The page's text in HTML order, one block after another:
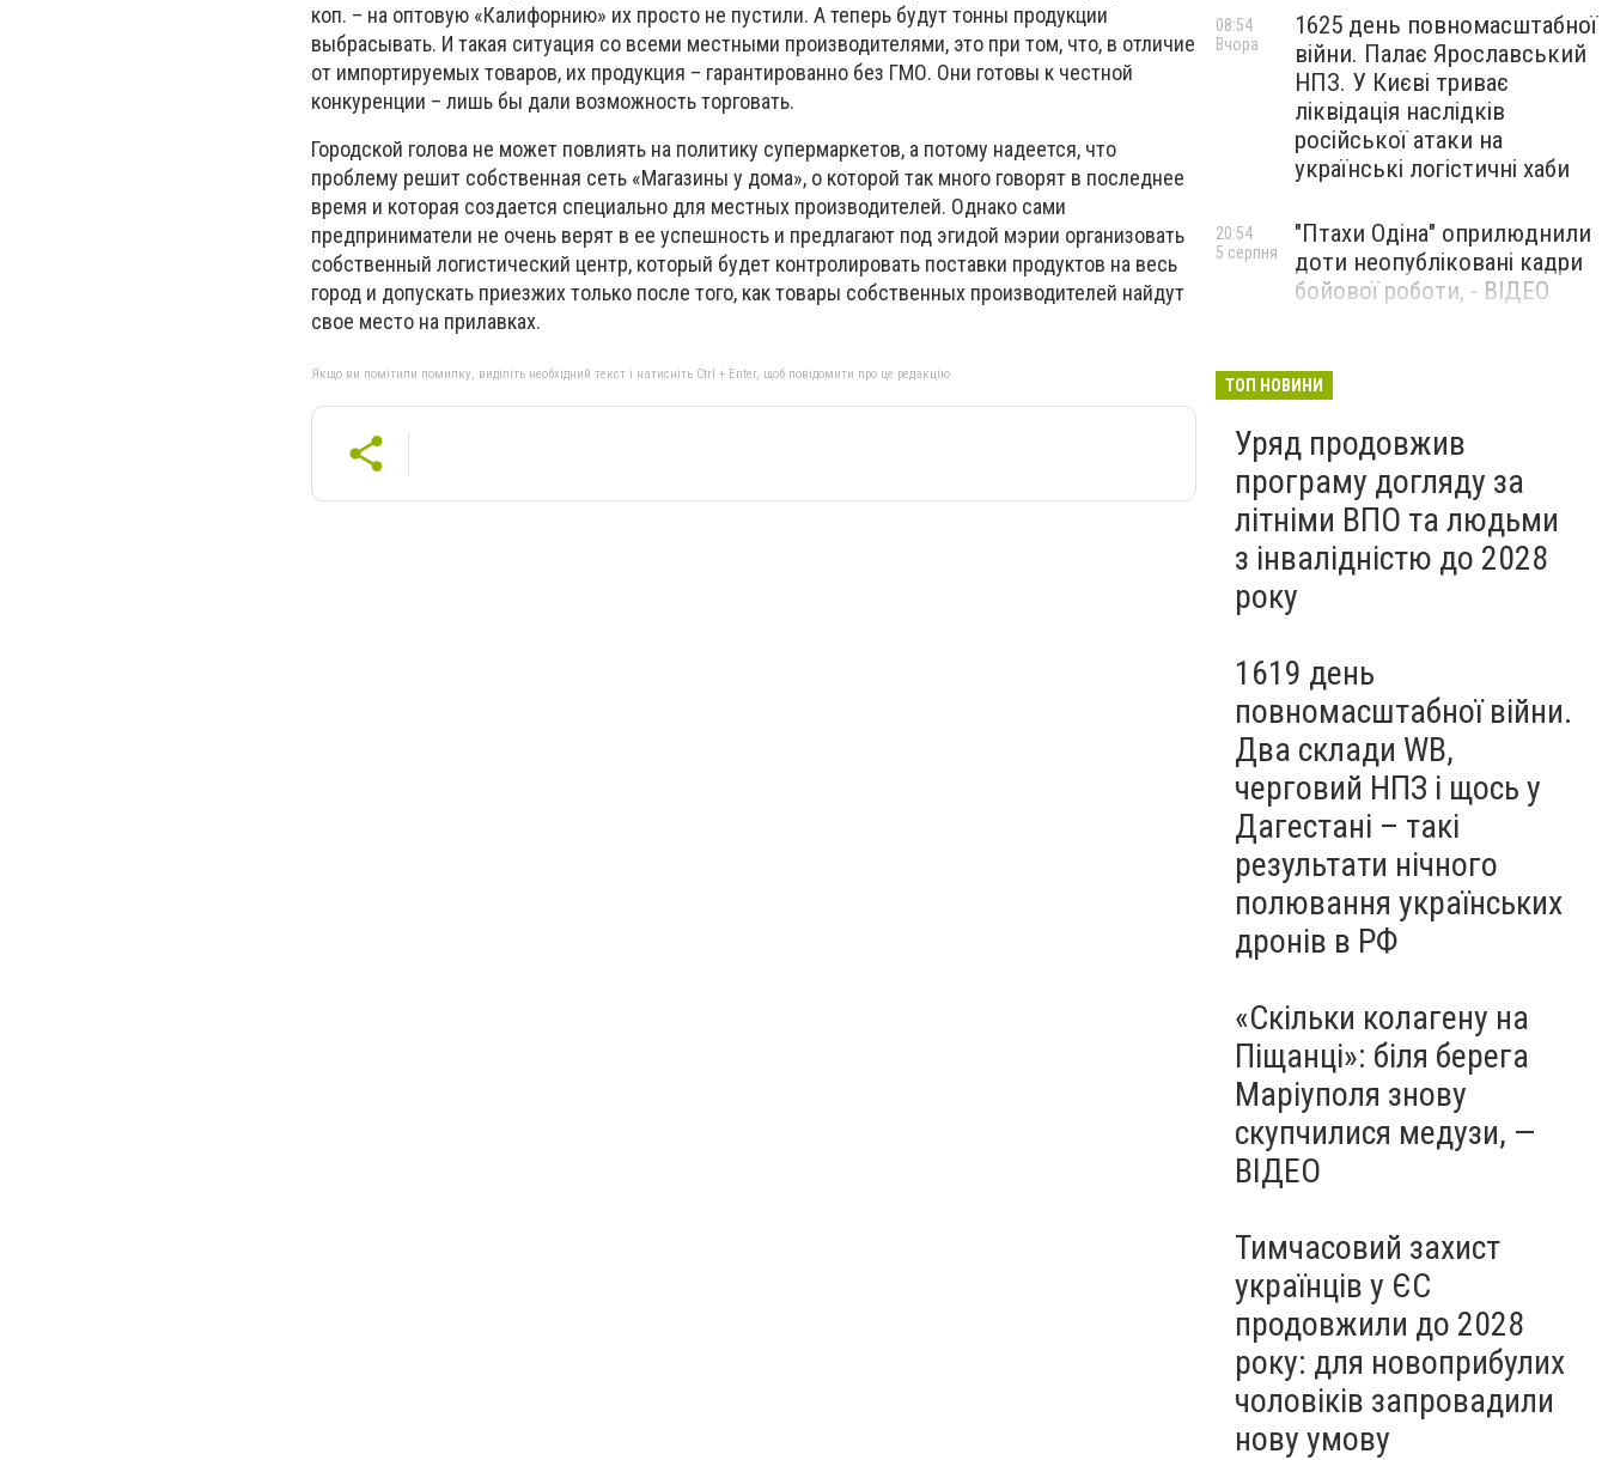
коп. – на оптовую «Калифорнию» их просто не пустили. А теперь будут тонны продукции
выбрасывать. И такая ситуация со всеми местными производителями, это при том, что, в отличие
от импортируемых товаров, их продукция – гарантированно без ГМО. Они готовы к честной
конкуренции – лишь бы дали возможность торговать.
Городской голова не может повлиять на политику супермаркетов, а потому надеется, что
проблему решит собственная сеть «Магазины у дома», о которой так много говорят в последнее
время и которая создается специально для местных производителей. Однако сами
предприниматели не очень верят в ее успешность и предлагают под эгидой мэрии организовать
собственный логистический центр, который будет контролировать поставки продуктов на весь
город и допускать приезжих только после того, как товары собственных производителей найдут
свое место на прилавках.
Якщо ви помітили помилку, виділіть необхідний текст і натисніть Ctrl + Enter, щоб повідомити про це редакцію
1625 день повномасштабної
війни. Палає Ярославський
НПЗ. У Києві триває
ліквідація наслідків
російської атаки на
українські логістичні хаби
08:54
Вчора
"Птахи Одіна" оприлюднили
доти неопубліковані кадри
бойової роботи, - ВІДЕО
20:54
5 серпня
Бєдняков зіграє тата
новому українському
фільмі, - ФОТО
5 серпня
ТОП НОВИНИ
Уряд продовжив
програму догляду за
літніми ВПО та людьми
з інвалідністю до 2028
року
1619 день
повномасштабної війни.
Два склади WB,
черговий НПЗ і щось у
Дагестані – такі
результати нічного
полювання українських
дронів в РФ
«Скільки колагену на
Піщанці»: біля берега
Маріуполя знову
скупчилися медузи, —
ВІДЕО
Тимчасовий захист
українців у ЄС
продовжили до 2028
року: для новоприбулих
чоловіків запровадили
нову умову